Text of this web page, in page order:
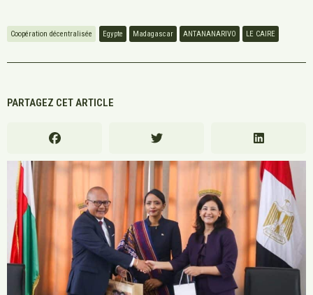
Coopération décentralisée Egypte Madagascar ANTANANARIVO LE CAIRE
PARTAGEZ CET ARTICLE